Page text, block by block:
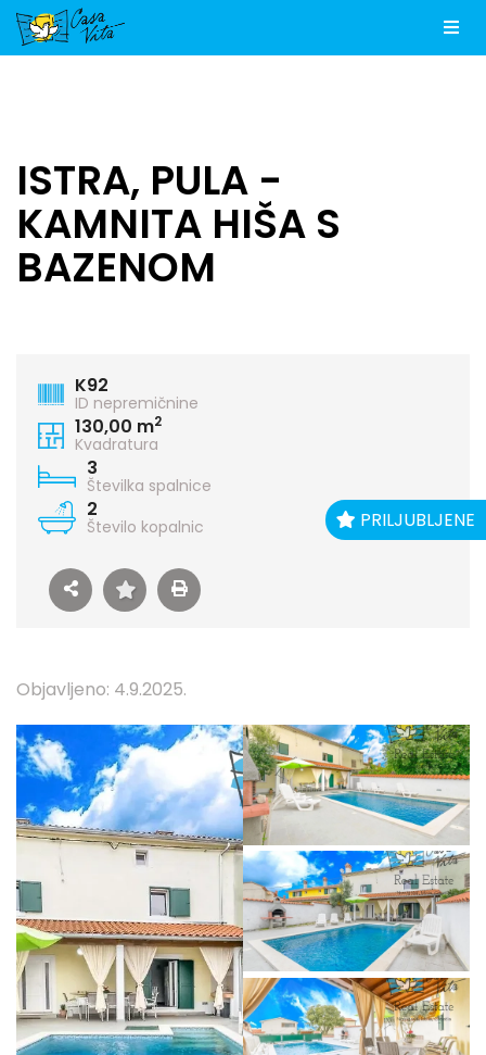
PRILJUBLJENE
ISTRA, PULA -
KAMNITA HIŠA S
BAZENOM
K92
ID nepremičnine
130,00 m2
Kvadratura
3
Številka spalnice
2
Število kopalnic
Objavljeno: 4.9.2025.